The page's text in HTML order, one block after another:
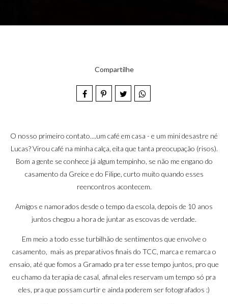
Compartilhe
O nosso primeiro contato....um café em casa - e um mini desastre né
Lucas? Virou café na minha calça, eita que tanta preocupação (risos).
Bom a gente se conhece já algum tempinho, se não me engano do
casamento da Greice e do Filipe, curto muito quando esses
reencontros acontecem.
Amigos e namorados desde o tempo da escola, depois de 10 anos
juntos chegou a hora de juntar as escovas de verdade.
Em meio a todo esse turbilhão de sentimentos que envolve o
casamento, mais as preparativos finais do TCC, marca e remarca o
ensaio, até que fomos a Gramado pra ter esse tempo juntos, pro que
eu chamo da terapia de casal, afinal eles reservam um tempo só pra
eles, pra que possam curtir e ainda poderem ser fotografados :)